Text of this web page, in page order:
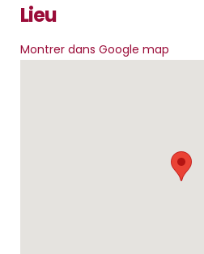
Lieu
Montrer dans Google map